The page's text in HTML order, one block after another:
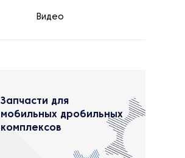
Видео
Запчасти для
мобильных дробильных
комплексов